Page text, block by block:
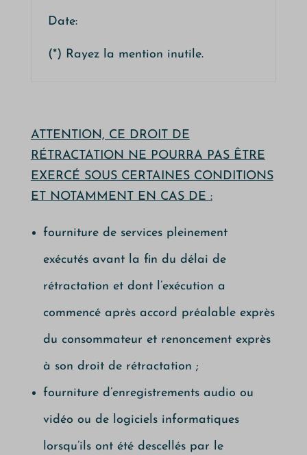
Date:
(*) Rayez la mention inutile.
ATTENTION, CE DROIT DE
RÉTRACTATION NE POURRA PAS ÊTRE
EXERCÉ SOUS CERTAINES CONDITIONS
ET NOTAMMENT EN CAS DE :
fourniture de services pleinement
exécutés avant la fin du délai de
rétractation et dont l’exécution a
commencé après accord préalable exprès
du consommateur et renoncement exprès
à son droit de rétractation ;
fourniture d’enregistrements audio ou
vidéo ou de logiciels informatiques
lorsqu’ils ont été descellés par le